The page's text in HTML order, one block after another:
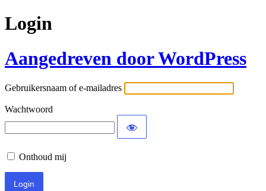
Login
Aangedreven door WordPress
Gebruikersnaam of e-mailadres
Wachtwoord
Onthoud mij